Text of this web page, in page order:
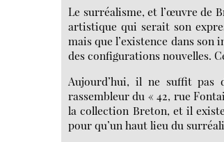
Le surréalisme, et l’œuvre de
artistique qui serait son
mais que l’existence dans
des configurations nouvelles.
Aujourd’hui, il ne suffit pas
rassembleur du « 42, rue
la collection Breton, et il
pour qu’un haut lieu du